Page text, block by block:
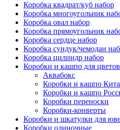
Коробка квадрат/куб набор
Коробка многоугольник
Коробка овал набор
Коробка прямоугольник
Коробка сердце набор
Коробка сундук/чемодан
Коробка цилиндр набор
Коробки и кашпо для цветов
Аквабокс
Коробки и кашпо
Коробки и кашпо
Коробки переноски
Коробки-конверты
Коробки и шкатулки для
Коробки одиночные